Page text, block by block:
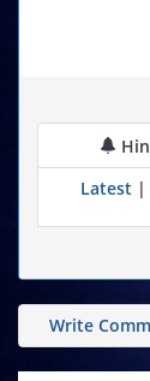
Latest |
Write